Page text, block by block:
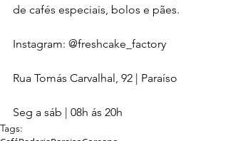
de cafés especiais, bolos e pães.
Instagram: @freshcake_factory
Rua Tomás Carvalhal, 92 | Paraíso
Seg a sáb | 08h ás 20h
Tags: